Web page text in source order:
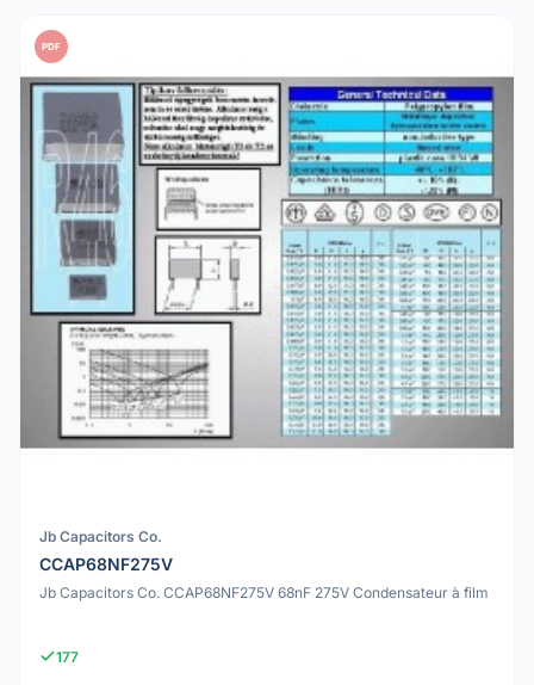
PDF
Jb Capacitors Co.
CCAP68NF275V
Jb Capacitors Co. CCAP68NF275V 68nF 275V Condensateur à film
177